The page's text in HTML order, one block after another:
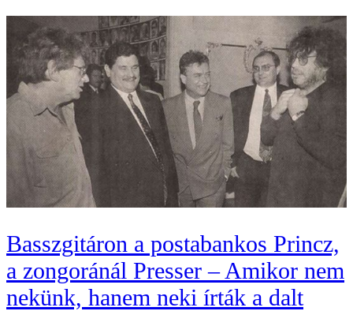
Basszgitáron a postabankos Princz,
a zongoránál Presser – Amikor nem
nekünk, hanem neki írták a dalt